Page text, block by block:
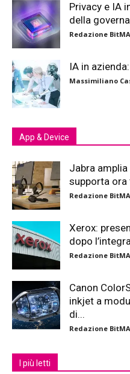
Privacy e IA
della
Redazione
IA in
Massimiliano
App & Device
Jabra
supporta
Redazione
Xerox:
dopo
Redazione
Canon
inkjet a
di...
Redazione
I più letti